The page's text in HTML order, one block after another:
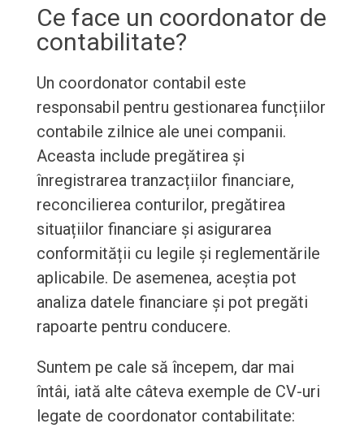
Ce face un coordonator de
contabilitate?
Un coordonator contabil este
responsabil pentru gestionarea funcțiilor
contabile zilnice ale unei companii.
Aceasta include pregătirea și
înregistrarea tranzacțiilor financiare,
reconcilierea conturilor, pregătirea
situațiilor financiare și asigurarea
conformității cu legile și reglementările
aplicabile. De asemenea, aceștia pot
analiza datele financiare și pot pregăti
rapoarte pentru conducere.
Suntem pe cale să începem, dar mai
întâi, iată alte câteva exemple de CV-uri
legate de coordonator contabilitate: